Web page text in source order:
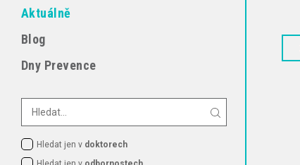
Aktuálně
Blog
Dny Prevence
Hledat jen v doktorech